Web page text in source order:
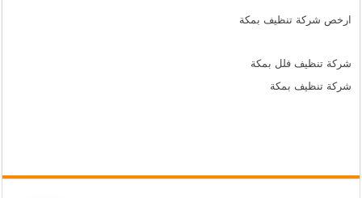
ارخص شركة تنظيف بمكة
شركة تنظيف فلل بمكة
شركة تنظيف بمكة